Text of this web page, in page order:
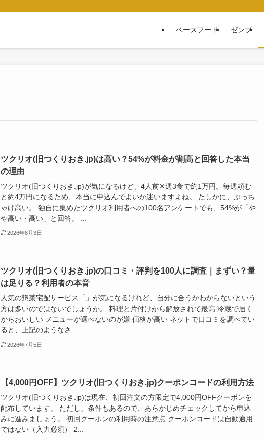
ベースフード ゼンブ
ツクリオ(旧つくりおき.jp)は高い？54%が料金が割高と回答した本当
の理由
ツクリオ(旧つくりおき.jp)が気になるけど、4人前✕週3食で約1万円。毎週頼む
と約4万円になるため、本当に申込んでよいか迷いますよね。 たしかに、ぶっち
ゃけ高い。 独自に集めたツクリオ利用者への100名アンケートでも、54%が「や
や高い・高い」と回答。 ...
2026年8月3日
ツクリオ(旧つくりおき.jp)の口コミ・評判を100人に調査｜まずい？量
は足りる？利用者の本音
人気の惣菜宅配サービス「」が気になるけれど、自分に合うかわからないという
方は多いのではないでしょうか。 料理と片付けから解放されて最高 冷蔵で届く
からおいしい メニューが選べないのが嫌 価格が高い ネットで口コミを調べてい
ると、上記のようなさ...
2026年7月5日
【4,000円OFF】ツクリオ(旧つくりおき.jp)クーポンコードの利用方法
ツクリオ(旧つくりおき.jp)は現在、初回注文の方限定で4,000円OFFクーポンを
配布しています。 ただし、条件もあるので、あらかじめチェックしてから申込
みに進みましょう。 初回クーポンの利用時の注意点 クーポンコードは自動適用
ではない（入力必須） 2...